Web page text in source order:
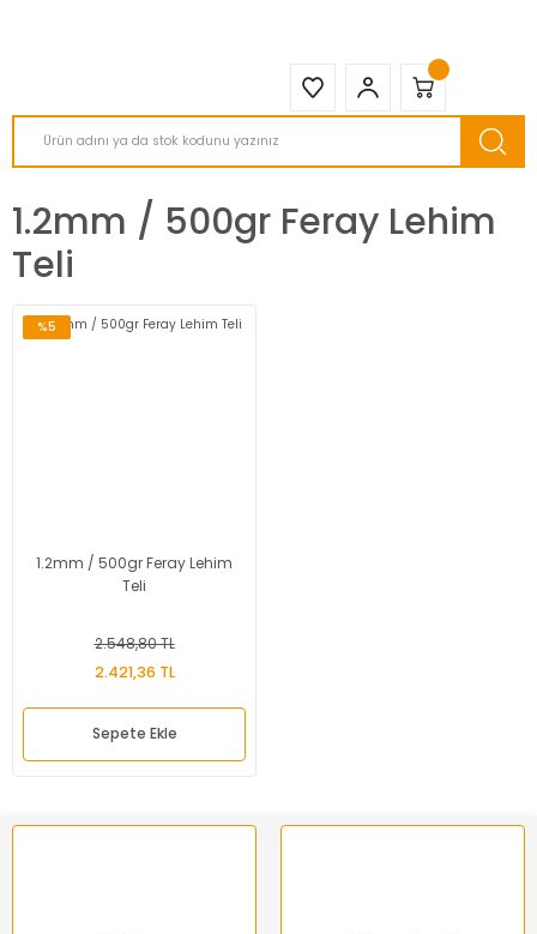
1.2mm / 500gr Feray Lehim
Teli
%5
1.2mm / 500gr Feray Lehim
Teli
2.548,80 TL
2.421,36 TL
Sepete Ekle